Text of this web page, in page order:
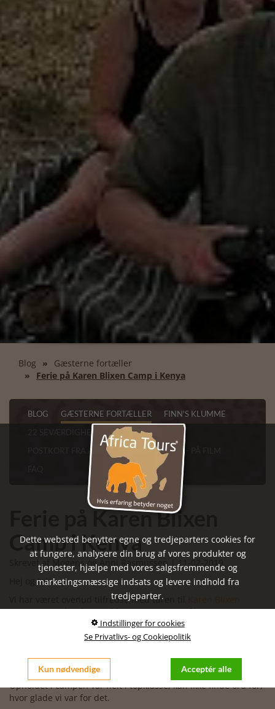
Blog
Gæsterne fortæller
Ferie på Karen Blixen Camp i Kenya
BLOG GÆSTERNE FORTÆLLER
FINN'S KLUMME
22 SEVÆRDIGHEDER I CAPE TOWN
POSTKORT FRA AFRIKA
VORES AFRIKA - PÅ FILM
Ferie på Karen Blixen
Camp i Kenya
Skrevet af Mogens og Anni Rasmussen | 11-02-2019
Hej og tak
Vi har været ovenud tilfredse med turen til
Camp- en oplevelse vi vil have i os resten af livet.
Jeres mand, Kelvin, i Nairobi er dygtig, høflig og meget venlig,
vi kan ikke rose ham nok (fik ham måske til at interessere sig
Museum )
Opholdet i campen var helt i topklasse, kan ikke finde ord for,
hvor glade vi var for det.
Dette websted benytter egne og tredjeparters cookies for
at fungere, analysere din brug af vores produkter og
tjenester, hjælpe med vores salgsfremmende og
marketingsmæssige indsats og levere indhold fra
tredjeparter.
Indstillinger for cookies
Se Privatlivs- og Cookiepolitik
Kun nødvendige Acceptér alle